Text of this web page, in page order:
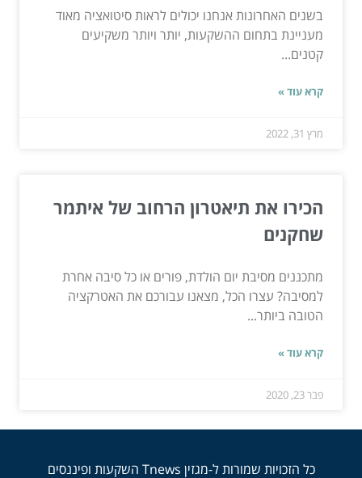
בשנים האחרונות אנחנו יכולים לראות סיטואציה מאוד
מעניינת בתחום ההשקעות, יותר ויותר משקיעים
קטנים...
קרא עוד »
מרץ 31, 2022
הכירו את תיאטרון הרחוב של איתמר
שחקנים
מתכננים מסיבת יום הולדת, פורים או כל סיבה אחרת
למסיבה? עצרו הכל, מצאנו עבורכם את האטרקציה
הטובה ביותר...
קרא עוד »
פבר 23, 2020
כל הזכויות שמורות ל-מגזין Tnews השקעות ופיננסים